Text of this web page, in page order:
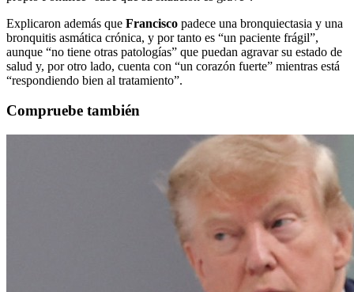
Explicaron además que Francisco padece una bronquiectasia y una
bronquitis asmática crónica, y por tanto es “un paciente frágil”,
aunque “no tiene otras patologías” que puedan agravar su estado de
salud y, por otro lado, cuenta con “un corazón fuerte” mientras está
“respondiendo bien al tratamiento”.
Compruebe también